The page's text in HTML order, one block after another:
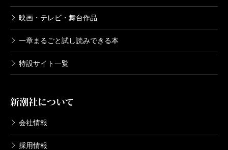
映画・テレビ・舞台作品
一章まるごと試し読みできる本
特設サイト一覧
新潮社について
会社情報
採用情報